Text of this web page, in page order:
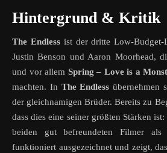
Hintergrund & Kritik
The Endlessist der dritte Low-Budget-
Justin Benson und Aaron Moorhead,
und vor allem Spring – Love is a
machten. In The Endless übernehmen
der gleichnamigen Brüder. Bereits zu
dass dies eine seiner größten Stärken
beiden gut befreundeten Filmer als
funktioniert ausgezeichnet und zeigt,